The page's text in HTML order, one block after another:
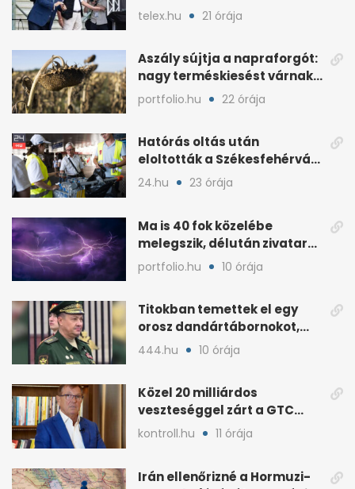
kormány a rendezvényt
telex.hu 21 órája
Aszály sújtja a napraforgót:
nagy terméskiesést várnak
a gazdák
portfolio.hu 22 órája
Hatórás oltás után
eloltották a Székesfehérvár
melletti tüzet
24.hu 23 órája
Ma is 40 fok közelébe
melegszik, délután zivatar
és viharos szél jöhet
portfolio.hu 10 órája
Titokban temettek el egy
orosz dandártábornokot,
Csajko barátját
444.hu 10 órája
Közel 20 milliárdos
veszteséggel zárt a GTC
Origine a 2025-ös évben
kontroll.hu 11 órája
Irán ellenőrizné a Hormuzi-